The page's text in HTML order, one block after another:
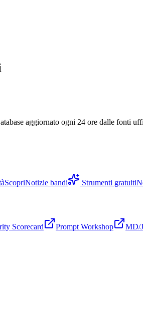
aggiornato ogni 24 ore dalle fonti
ScopriNotizie bandi Strumenti gratuiti
Scorecard Prompt Workshop MD/